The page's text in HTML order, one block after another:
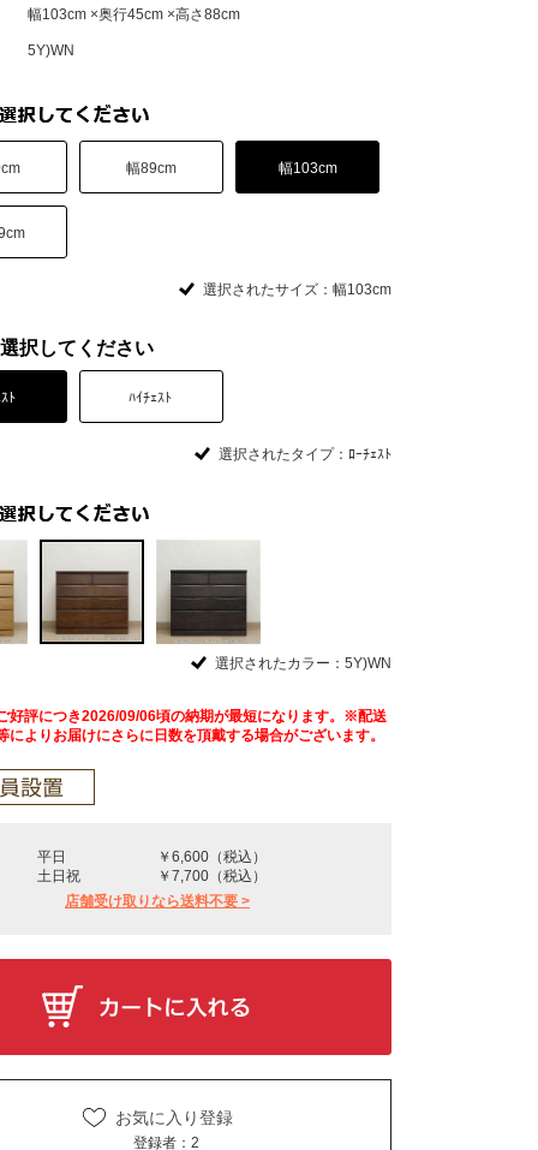
幅103cm ×奥行45cm ×高さ88cm
5Y)WN
幅89cm 幅103cm
選択されたサイズ：幅103cm
択してください
ﾄ ﾊｲﾁｪｽﾄ
選択されたタイプ：ﾛｰﾁｪｽﾄ
選択されたカラー：5Y)WN
好評につき2026/09/06頃の納期が最短になります。※配送
によりお届けにさらに日数を頂戴する場合がございます。
平日
￥6,600（税込）
土日祝
￥7,700（税込）
店舗受け取りなら送料不要 >
お気に入り登録
登録者： 2